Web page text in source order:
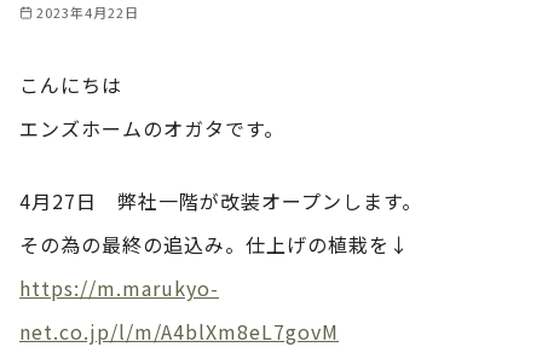
2023年4月22日
こんにちは
エンズホームのオガタです。
4月27日 弊社一階が改装オープンします。
その為の最終の追込み。仕上げの植栽を↓
https://m.marukyo-
net.co.jp/l/m/A4blXm8eL7govM